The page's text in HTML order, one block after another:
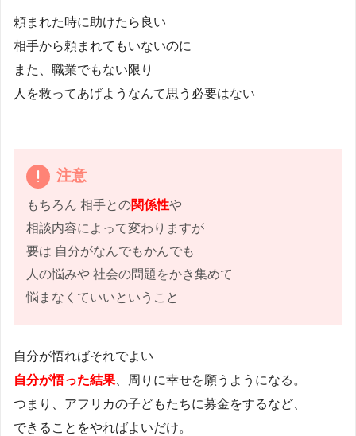
頼まれた時に助けたら良い
相手から頼まれてもいないのに
また、職業でもない限り
人を救ってあげようなんて思う必要はない
注意
もちろん 相手との関係性や
相談内容によって変わりますが
要は 自分がなんでもかんでも
人の悩みや 社会の問題をかき集めて
悩まなくていいということ
自分が悟ればそれでよい
自分が悟った結果 、周りに幸せを願うようになる。
つまり、アフリカの子どもたちに募金をするなど、
できることをやればよいだけ。